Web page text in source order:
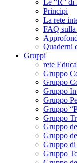
Le “R” di
Principi
La rete
FAQ sulla
Quaderni
Gruppi
rete
Gruppo
Gruppo
Gruppo
Gruppo
Gruppo
Gruppo
Gruppo
Gruppo
Gruppo di
Gruppo